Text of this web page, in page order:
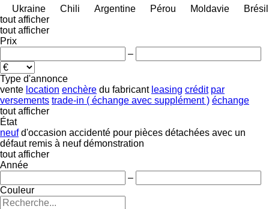
Ukraine
Chili Argentine Pérou Moldavie
Brésil
tout afficher
tout afficher
Prix
–
Type d'annonce
vente location enchère du fabricant leasing crédit par
versements trade-in ( échange avec supplément ) échange
tout afficher
État
neuf d'occasion accidenté pour pièces détachées avec un
défaut remis à neuf démonstration
tout afficher
Année
–
Couleur